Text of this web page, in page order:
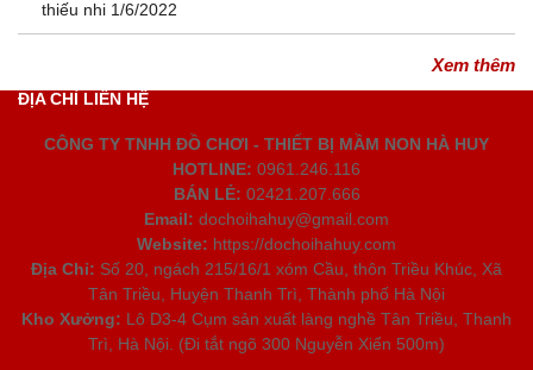
thiếu nhi 1/6/2022
Xem thêm
ĐỊA CHỈ LIÊN HỆ
CÔNG TY TNHH ĐỒ CHƠI - THIẾT BỊ MẦM NON HÀ HUY
HOTLINE: 0961.246.116
BÁN LẺ: 02421.207.666
Email: dochoihahuy@gmail.com
Website: https://dochoihahuy.com
Địa Chỉ: Số 20, ngách 215/16/1 xóm Cầu, thôn Triều Khúc, Xã
Tân Triều, Huyện Thanh Trì, Thành phố Hà Nội
Kho Xưởng: Lô D3-4 Cụm sản xuất làng nghề Tân Triều, Thanh
Trì, Hà Nội. (Đi tắt ngõ 300 Nguyễn Xiển 500m)